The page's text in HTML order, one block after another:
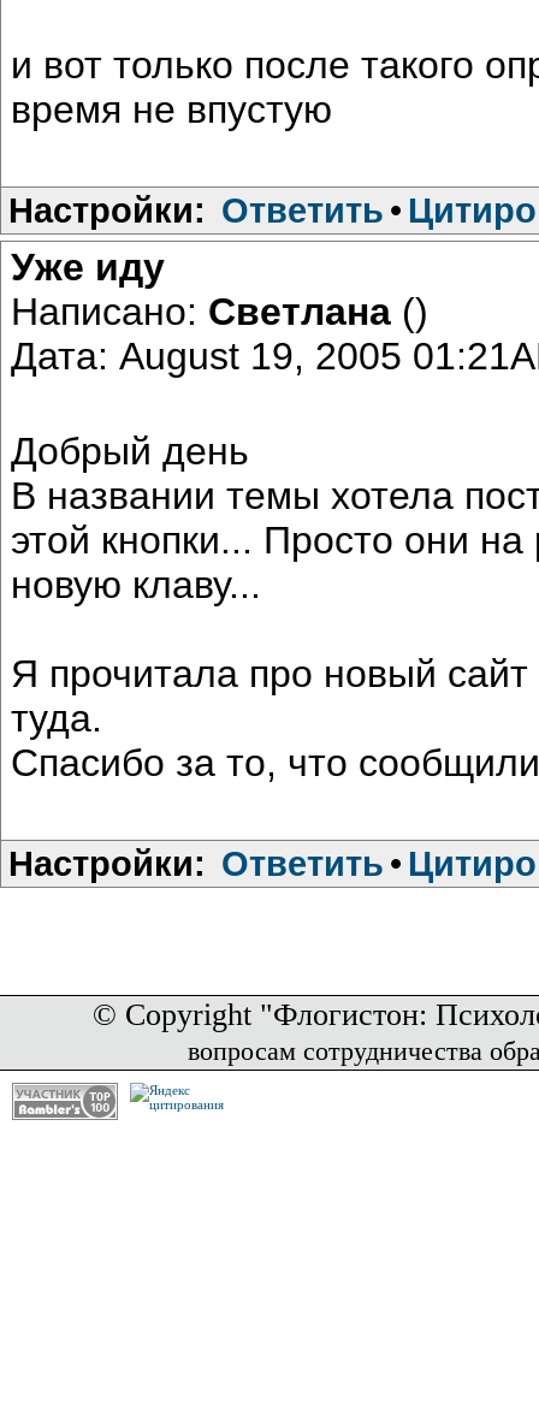
и вот только после такого
время не впустую
Настройки: Ответить •
Уже иду
Написано: Светлана ()
Дата: August 19, 2005
Добрый день
В названии темы хотела
этой кнопки... Просто они
новую клаву...
Я прочитала про новый
туда.
Спасибо за то, что
Настройки: Ответить •
© Copyright "Флогистон:
вопросам сотрудничества